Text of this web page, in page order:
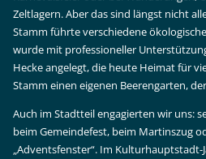
Zeltlagern. Aber das sind längst nicht
Stamm führte verschiedene
wurde mit professioneller
Hecke angelegt, die heute Heimat für
Stamm einen eigenen Beerengarten,
Auch im Stadtteil engagierten wir uns:
beim Gemeindefest, beim Martinszug
„Adventsfenster“. Im Kulturhauptstadt-